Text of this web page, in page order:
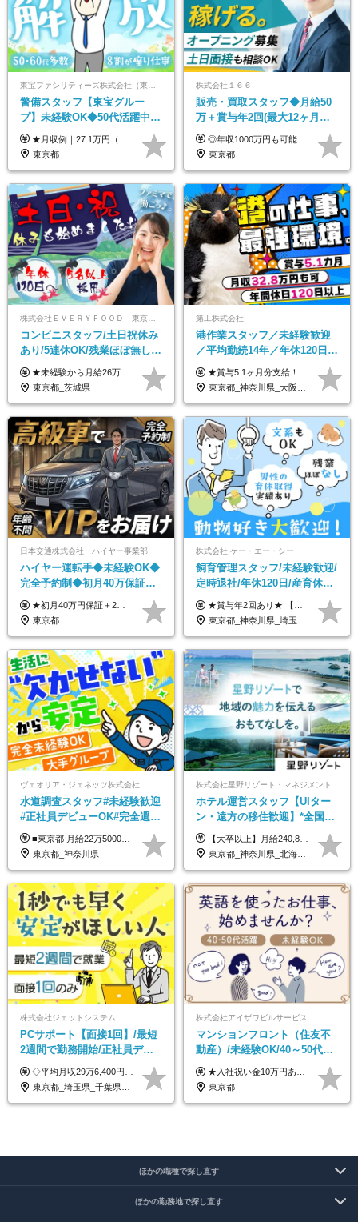
警備スタッフ【東宝グルー
プ】未経験OK◆50代活躍中
◆1勤務で2日分休み◆8割が座
り仕事◆賞与年2回
★月収例｜27.1万円（月給+残業代2.4万円+資格手当0.2万円+家族手当0.85万円） ★賞与年2回＆充実した手当あり！ ■月給23万6,500円～＋賞与年2回＋各種手当 ┗月給には職務手当19,500円、調整手当15,000円、住宅手当18,500円、契約社員手当1,500円を含みます ※試用期間4ヶ月(期間中の給与・待遇の差異はありません) ━━━━━━━━━━ 各種手当も充実！ ━━━━━━━━━━ ★家族手当 ★役付手当 ★資格手当 ★年末年始勤務手当 ★交通費支給（月5万円以内／6ヶ月分の定期代を支給） ★残業・深夜残業手当（全額支給） ━━━━━━━━━━ 給与支給日は毎月25日です ━━━━━━━━━━ 例：1月1日付入社の場合 1月25日に基本給+変動しない手当を支給 2月25日に前月分の残業手当など変動する手当を支給
東京都
株式会社１６６
販売・買取スタッフ◆月給50
万＋賞与年2回(最大12ヶ月分
支給)◆前職給与保証◆年収
1000万可◆オープニング
◎年収1000万円も可能 ◎複雑な条件やノルマは一切なし！ 頑張った分だけシンプルに還元される給与体系です。 経験者の方には「前職給与保証」をお約束します！ ■月給50万円～80万円（役職手当を含む） ★平均月収：60～70万円程度 ★「〇件以上で支給」といった複雑な条件やノルマの縛りは一切ありません。 お客様に寄り添い、利益が出た分はしっかりとあなたの給与へ還元します！ ※経験・能力を考慮のうえ決定します。 ※試用期間3ヶ月あり。その間の待遇・給与に差異はありません。 ※上記の金額は固定残業代（20時間/5万円～）含んだ金額です。 超過分は別途記載します。
東京都
株式会社ＥＶＥＲＹＦＯＯＤ 東京本社
コンビニスタッフ/土日祝休み
あり/5連休OK/残業ほぼ無し/
賞与年2回/トイレ掃除・夜勤
無し/面接1回
★未経験から月給26万円スタート！ ★毎年1回（12月）の昇給＋賞与（年2回）で給与にしっかり反映！ 月給26万円＋賞与年2回＋交通費全額支給 ※リーダー・店長昇格後は基本給2万円UP＋役職手当支給 ※経験・スキルを考慮の上、決定します ※上記金額には固定残業代（21時間分・3万7300円以上）を含みます。超過分は別途全額支給します ※試用期間3ヶ月間あり（期間中の給与・待遇に差異はありません）
東京都_茨城県
第工株式会社
港作業スタッフ／未経験歓迎
／平均勤続14年／年休120日以
上／食事手当・家族手当あり
／賞与5.1ヶ月分
★賞与5.1ヶ月分支給！ ★入社3年目・30代で年収730万円の先輩も活躍中！ ★入社1年目・20代で月収29万円の実績あり 月給：22.5万円～30.5万円＋各種手当＋賞与年2回＋残業代全額支給 ※経験・能力などを考慮のうえ決定します ※上記月給には食事手当(5000円／月）を含みます ※残業代は分単位で100％支給いたします ※試用期間3ヶ月。その間の給与・待遇に差異はありません 【月収例】 ◆33.5万円／31歳 入社7か月 ◆38.5万円／32歳 入社1年目 ◆48.4万円／44歳 入社12年目 ※経験・能力などを考慮のうえ決定 ※月収・給与例には休日手当も含みます 【手当詳細】 ◆交通費規定支給（上限3万5000円／月） ◆時間外手当全額支給 ◆休日出勤手当 ◆港湾住宅あり（1R・2万円台～） ◆資格取得支援制度：全額負担 ◆地域手当：関東地区1万円／月
東京都_神奈川県_大阪府_愛知県_兵庫県
日本交通株式会社 ハイヤー事業部
ハイヤー運転手◆未経験OK◆
完全予約制◆初月40万保証◆
平均年収600万◆約4ヶ月研修
あり◆運転は1日4hほど
★初月40万円保証＋2～6ヶ月目35万円保証 ★平均年収600万円 月給236,000円（一律手当含む）＋運転手当（運転した時間に応じて支給）＋残業代＋賞与年2回 ※基礎研修期間（10日間）は日給1万円を支給します ※試用期間中（3ヶ月）の給与・待遇に差異はありません ※残業代は全額支給します
東京都
株式会社 ケー・エー・シー
飼育管理スタッフ/未経験歓迎/
定時退社/年休120日/産育休実
績あり/連休取得OK/賞与年2
回/急募求人
★賞与年2回あり★ 【未経験の方】月給20万7,750円～＋賞与年2回＋残業代全額支給＋交通費支給 【生物系大卒の方】月給21万3,750円～＋賞与年2回＋残業代全額支給＋交通費支給 ★手当が充実★ ・資格手当（実験動物技術者2級：月3,000円、1級：月7,000円） ・家族手当 ・住宅費用補助（転居を伴う転勤の場合：最大5年間支給） ・残業代全額支給 ※入社5年目程度で賞与4.6ヶ月分の支給実績あり ※月給の金額は、能力やスキルを考慮して決定します ※試用期間6ヶ月あり（雇用形態・給与・待遇に差異なし）
東京都_神奈川県_埼玉県_大阪府_愛知県_茨城県_三重県_京都府_佐賀県
水道調査スタッフ#未経験歓迎
#正社員デビューOK#完全週休
2日制#年休125日#資格取得支
援有#社員数千人以上
■東京都 月給22万5000円（東京地域手当3万円含）～25万円＋残業代全額支給＋各種手当 ■神奈川県 月給19万5000円～24万円＋残業代全額支給＋各種手当 ※年齢・経験を考慮し決定 ※試用期間3ヶ月（期間中の給与・待遇に差異はありません） ◆通勤手当あり（全額支給） ◆昇給年1回、賞与年2回。世界最大級の環境企業グループならではの安定した給与体系です。
東京都_神奈川県
株式会社星野リゾート・マネジメント
ホテル運営スタッフ【UIター
ン・遠方の移住歓迎】*全国募
集*週休3日/年休161日可*未経
験OK*新規開業あり
【大卒以上】月給240,800円以上+賞与2回+各種手当 【短大・専門学校卒】月給204,400円以上+賞与2回+各種手当 【上記以外】月給187,000円以上+賞与2回+各種手当 ※経験、資格、能力等を考慮の上、決定いたします ※残業代全額支給 ※試用期間3ヶ月（条件変更なし）
東京都_神奈川県_北海道_青森県_山形県_福島県_栃木県_群馬県_山梨県_長野県_石川県_静岡県_岐阜県_京都府_広島県_島根県_山口県_高知県_長崎県_大分県_鹿児島県_沖縄県
株式会社ジェットシステム
PCサポート【面接1回】/最短
2週間で勤務開始/正社員デビ
ュー歓迎/未経験9割以上/社員
寮・住宅手当あり
◇平均月収29万6,400円(各種手当含む) ◇住宅手当⇒最大家賃の半額支給 ◇賞与年2回支給 ■月給22万5,000円以上＋地域手当＋時間外手当＋住宅手当＋家族手当 ※経験やスキルに応じて給与を決定します ※試用期間2ヶ月あり（期間内は時給1,060円以上となります） └地域により上がる可能性があり／例：東京都時給1,370円 └その他待遇に差異なし ＜モデル月収例＞ 1年目：296,400円 3年目：320,000円 【固定残業代について】 なし（残業代は、実際の労働時間に応じて別途全額支給）
東京都_埼玉県_千葉県_愛知県_北海道_群馬県_長野県_富山県_石川県_静岡県_香川県_高知県_熊本県_長崎県_沖縄県
株式会社アイザワビルサービス
マンションフロント（住友不
動産）/未経験OK/40～50代活
躍/月平均労働時間142h/賞与
年2回/TF303
★入社祝い金10万円あり！ ■月給24万5,000円＋賞与年2回(2カ月/2025年実績)＋時間外手当＋資格手当＋交通費 ※一律英会話手当（2万円）を含みます ※給与は経験・能力等を考慮して決定します ※試用期間あり（3ヵ月） 給与や福利厚生に変更はありません。 ≪昇給、賞与、および各種諸手当について≫ ◇入社お祝い金（10万円 ※3カ月精勤後支給） ◇昇給/年1回 ◇賞与/年2回(2カ月/2025年実績) ◇時間外手当 ◇資格手当 └・ビル設備管理技能士1級（1万円/月） ・ビル設備管理技能士2級（5000円/月） ・建築物環境衛生管理技術者（1万円/月） ・防火管理技能者（3000円/月） 他 ◇物件手当（最大2万円 ※物件により異なる） ◇退職金あり
東京都
ほかの職種で探し直す
ほかの勤務地で探し直す